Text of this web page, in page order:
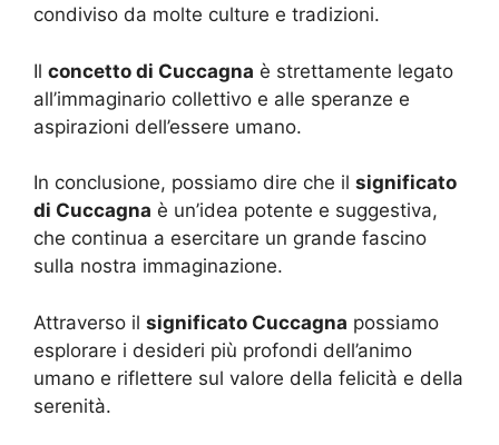
condiviso da molte culture e tradizioni.
Il concetto di Cuccagna è strettamente legato
all’immaginario collettivo e alle speranze e
aspirazioni dell’essere umano.
In conclusione, possiamo dire che il significato
di Cuccagna è un’idea potente e suggestiva,
che continua a esercitare un grande fascino
sulla nostra immaginazione.
Attraverso il significato Cuccagna possiamo
esplorare i desideri più profondi dell’animo
umano e riflettere sul valore della felicità e della
serenità.